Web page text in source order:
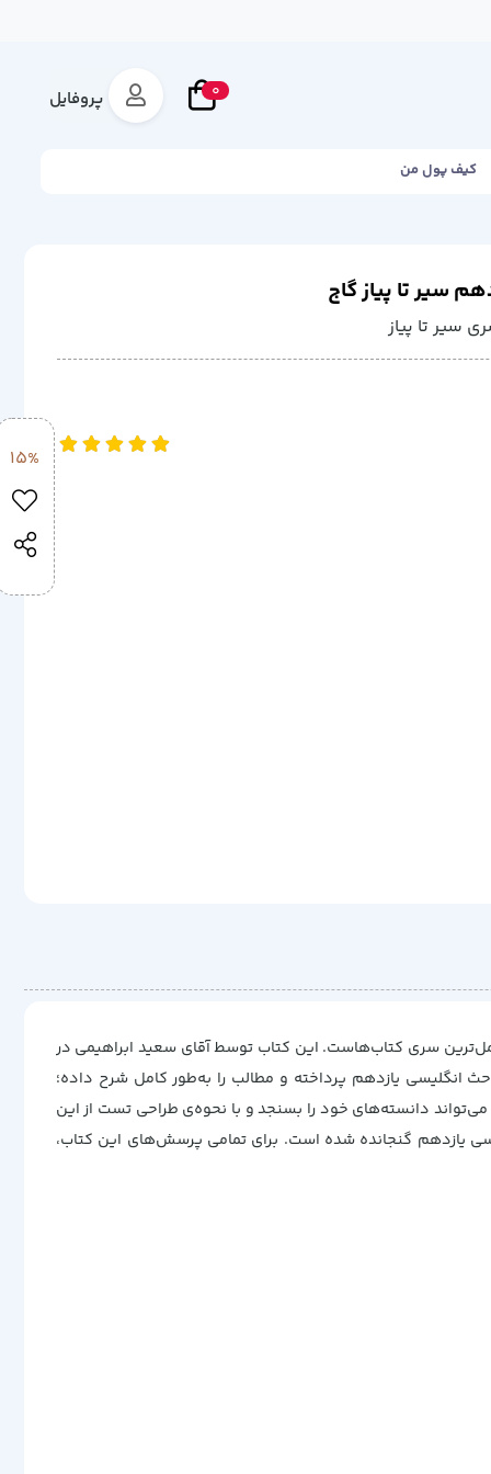
0 پروفایل
کیف پول من
سیر تا پیاز گاج
سیر تا پیاز
15%
سری کتاب‌هاست. این کتاب توسط آقای سعید ابراهیمی در
انگلیسی یازدهم پرداخته‌ و مطالب را به‌طور کامل شرح داده؛
دانسته‌های خود را بسنجد و با نحوه‌ی طراحی تست از این
یازدهم گنجانده شده است. برای تمامی پرسش‌های این کتاب،